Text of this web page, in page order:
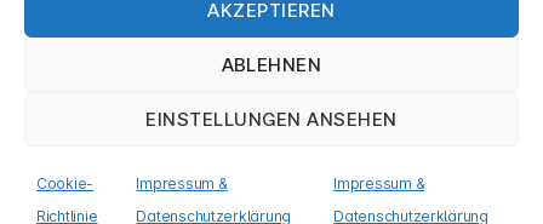
AKZEPTIEREN
ABLEHNEN
EINSTELLUNGEN ANSEHEN
Cookie-
Richtlinie
Impressum &
Datenschutzerklärung
Impressum &
Datenschutzerklärung
Impressum & Datenschutzerklärung